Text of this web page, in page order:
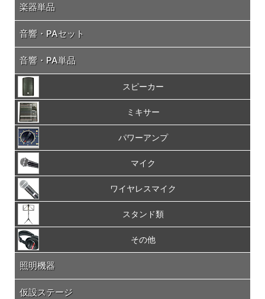
楽器単品
音響・PAセット
音響・PA単品
スピーカー
ミキサー
パワーアンプ
マイク
ワイヤレスマイク
スタンド類
その他
照明機器
仮設ステージ